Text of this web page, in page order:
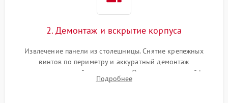
2. Демонтаж и вскрытие корпуса
Извлечение панели из столешницы. Снятие крепежных
винтов по периметру и аккуратный демонтаж
стеклокерамической поверхности. Отсоединение шлейфов
сенсорного блока для доступа к силовым платам, катушкам
Подробнее